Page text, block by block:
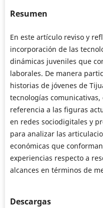
Resumen
En este artículo reviso y
incorporación de las
dinámicas juveniles que
laborales. De manera
historias de jóvenes de
tecnologías
referencia a las figuras
en redes sociodigitales y
para analizar las
económicas que
experiencias respecto a
alcances en términos de
Descargas